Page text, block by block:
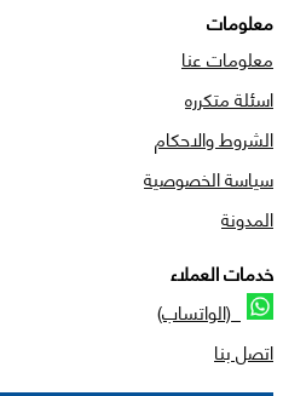
معلومات
معلومات عنا
اسئلة متكرره
الشروط والاحكام
سياسة الخصوصية
المدونة
خدمات العملاء
(الواتساب)
اتصل بنا